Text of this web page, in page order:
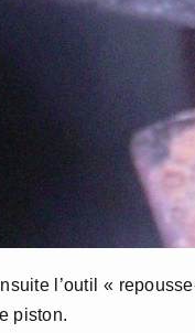
l’outil «
piston.